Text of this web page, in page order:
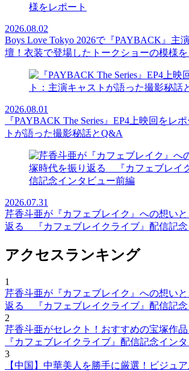
2026.08.02
Boys Love Tokyo 2026で『PAYBACK』主
壇！衣装で登場したトークショーの模様を
2026.08.01
『PAYBACK The Series』EP4上映回をレ
トが語った撮影秘話とQ&A
2026.07.31
芹香斗亜が『カフェブレイク』への想い
返る 『カフェブレイクライブ』配信記
アクセスランキング
1
芹香斗亜が『カフェブレイク』への想い
返る 『カフェブレイクライブ』配信記
2
芹香斗亜がセレクト！おすすめの宝塚作
『カフェブレイクライブ』配信記念イン
3
【中国】中華美人を勝手に厳選！ビジュ